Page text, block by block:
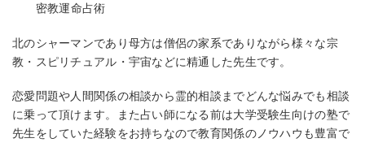
密教運命占術
北のシャーマンであり母方は僧侶の家系でありながら様々な宗
教・スピリチュアル・宇宙などに精通した先生です。
恋愛問題や人間関係の相談から霊的相談までどんな悩みでも相談
に乗って頂けます。また占い師になる前は大学受験生向けの塾で
先生をしていた経験をお持ちなので教育関係のノウハウも豊富で